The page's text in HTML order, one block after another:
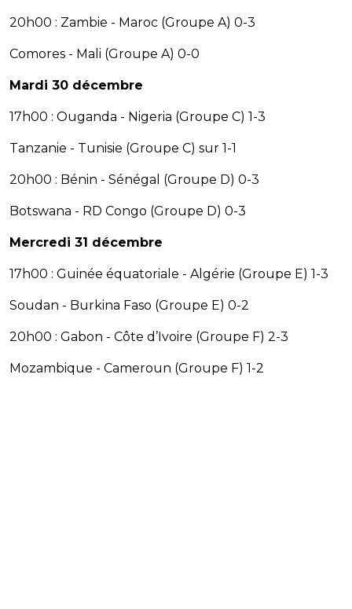
20h00 : Zambie - Maroc (Groupe A) 0-3
Comores - Mali (Groupe A) 0-0
Mardi 30 décembre
17h00 : Ouganda - Nigeria (Groupe C) 1-3
Tanzanie - Tunisie (Groupe C) sur 1-1
20h00 : Bénin - Sénégal (Groupe D) 0-3
Botswana - RD Congo (Groupe D) 0-3
Mercredi 31 décembre
17h00 : Guinée équatoriale - Algérie (Groupe E) 1-3
Soudan - Burkina Faso (Groupe E) 0-2
20h00 : Gabon - Côte d’Ivoire (Groupe F) 2-3
Mozambique - Cameroun (Groupe F) 1-2